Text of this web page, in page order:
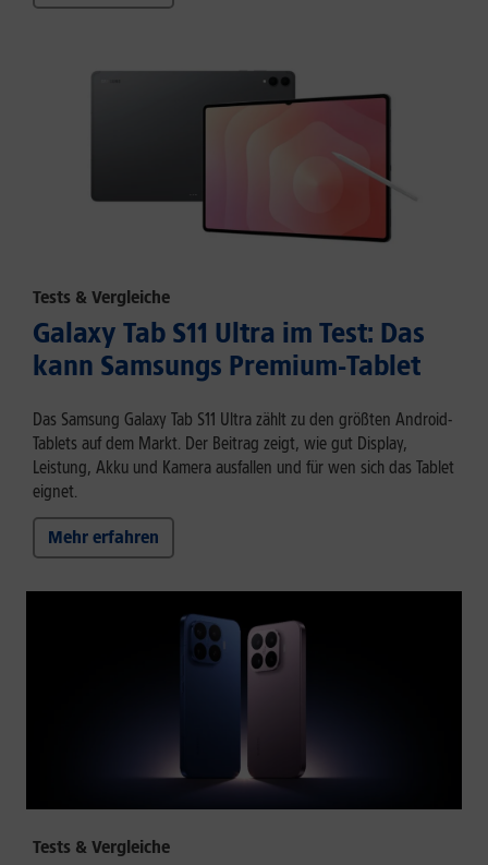
Tests & Vergleiche
Galaxy Tab S11 Ultra im Test: Das
kann Samsungs Premium-Tablet
Das Samsung Galaxy Tab S11 Ultra zählt zu den größten Android-
Tablets auf dem Markt. Der Beitrag zeigt, wie gut Display,
Leistung, Akku und Kamera ausfallen und für wen sich das Tablet
eignet.
Mehr erfahren
Tests & Vergleiche